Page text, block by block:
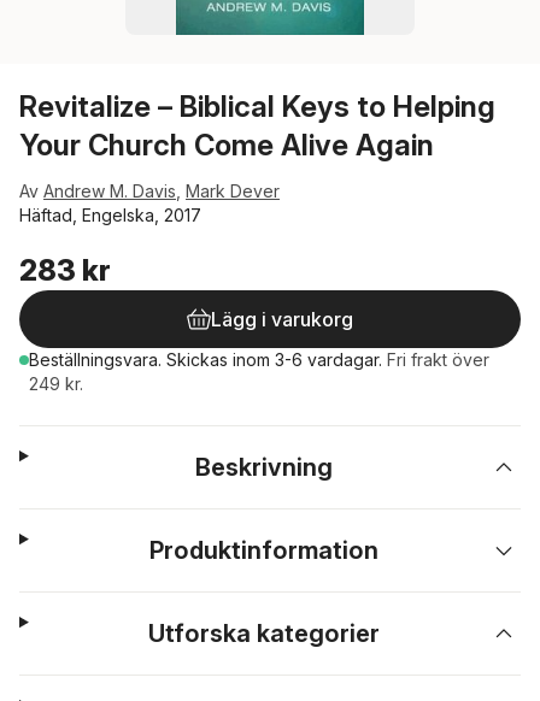
Revitalize – Biblical Keys to Helping
Your Church Come Alive Again
Av Andrew M. Davis Mark Dever
Häftad, Engelska, 2017
283 kr
Lägg i varukorg
Beställningsvara. Skickas inom 3-6 vardagar. Fri frakt över
249 kr.
Beskrivning
Produktinformation
Utforska kategorier